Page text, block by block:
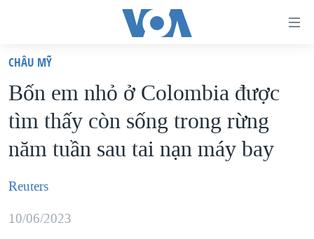
truy
cập
Tới
nội
chính
điều
VIỆT NAM
HOA KỲ
BIỂN ĐÔNG
THẾ GIỚI
DIỄN ĐÀN
CHÂU MỸ
Bốn em nhỏ ở Colombia được
tìm thấy còn sống trong rừng
năm tuần sau tai nạn máy bay
Reuters
10/06/2023